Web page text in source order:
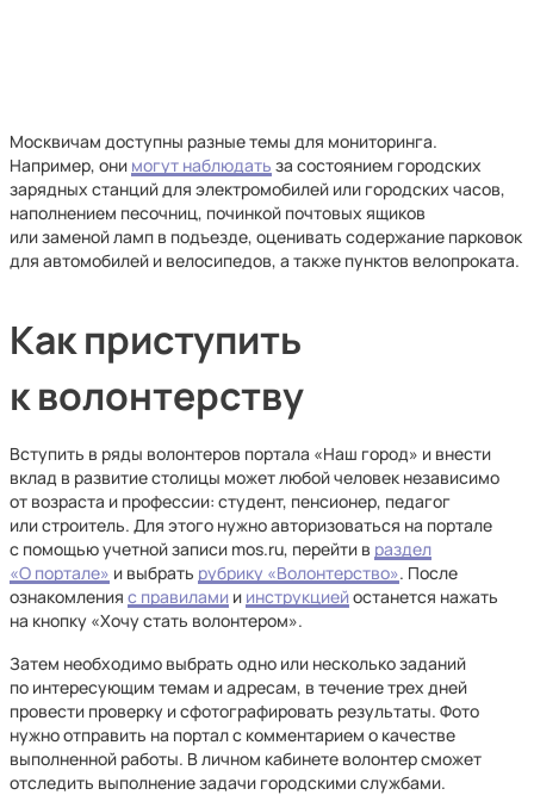
Москвичам доступны разные темы для мониторинга.
Например, они могут наблюдать за состоянием городских
зарядных станций для электромобилей или городских часов,
наполнением песочниц, починкой почтовых ящиков
или заменой ламп в подъезде, оценивать содержание парковок
для автомобилей и велосипедов, а также пунктов велопроката.
Как приступить
к волонтерству
Вступить в ряды волонтеров портала «Наш город» и внести
вклад в развитие столицы может любой человек независимо
от возраста и профессии: студент, пенсионер, педагог
или строитель. Для этого нужно авторизоваться на портале
с помощью учетной записи mos.ru, перейти в раздел
«О портале» и выбрать рубрику «Волонтерство». После
ознакомления с правилами и инструкцией останется нажать
на кнопку «Хочу стать волонтером».
Затем необходимо выбрать одно или несколько заданий
по интересующим темам и адресам, в течение трех дней
провести проверку и сфотографировать результаты. Фото
нужно отправить на портал с комментарием о качестве
выполненной работы. В личном кабинете волонтер сможет
отследить выполнение задачи городскими службами.